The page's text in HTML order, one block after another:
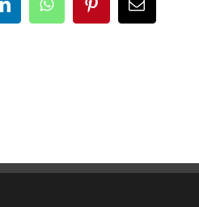
LinkedInWhatsAppPinterestEmail